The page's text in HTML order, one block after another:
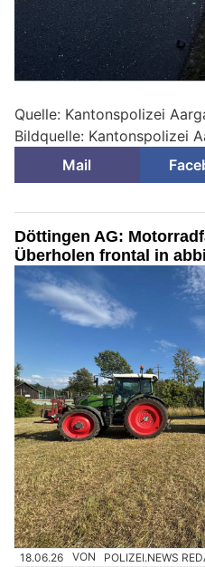
Quelle: Kantonspolizei
Bildquelle: Kantonspolizei
Mail
Döttingen AG:
Überholen frontal in
18.06.26 VON POLIZEI.NEWS